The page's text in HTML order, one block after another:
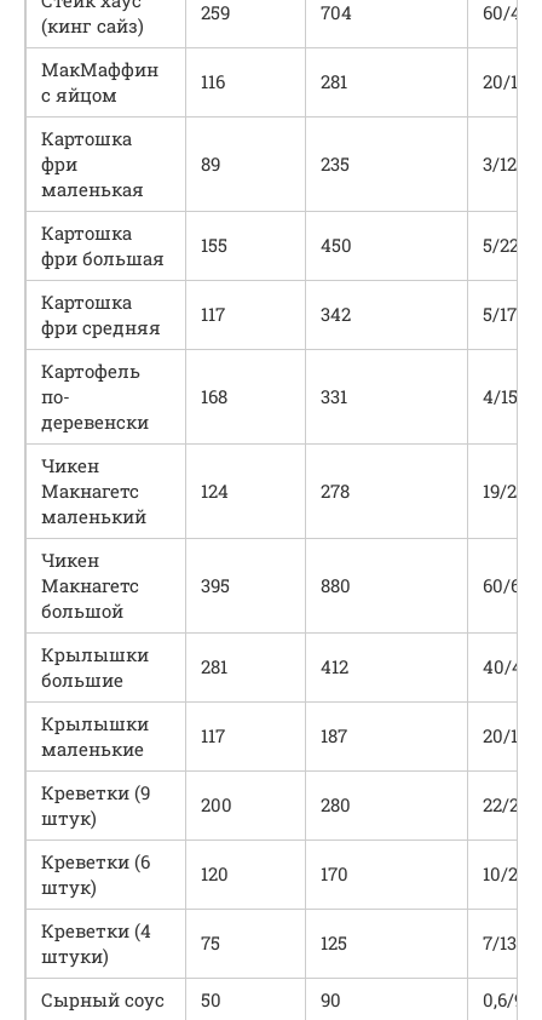
(кинг сайз)
259 704 60/45/
МакМаффин
с яйцом
116 281 20/19/
Картошка
фри
маленькая
89 235 3/12/
Картошка
фри большая
155 450 5/22/
Картошка
фри средняя
117 342 5/17/
Картофель
по-
деревенски
168 331 4/15/
Чикен
Макнагетс
маленький
124 278 19/20/
Чикен
Макнагетс
большой
395 880 60/60/
Крылышки
большие
281 412 40/
Крылышки
маленькие
117 187 20/19/
Креветки (9
штук)
200 280 22/24/
Креветки (6
штук)
120 170 10/21/
Креветки (4
штуки)
75 125 7/13/18
Сырный соус 50 90
0,6/9/